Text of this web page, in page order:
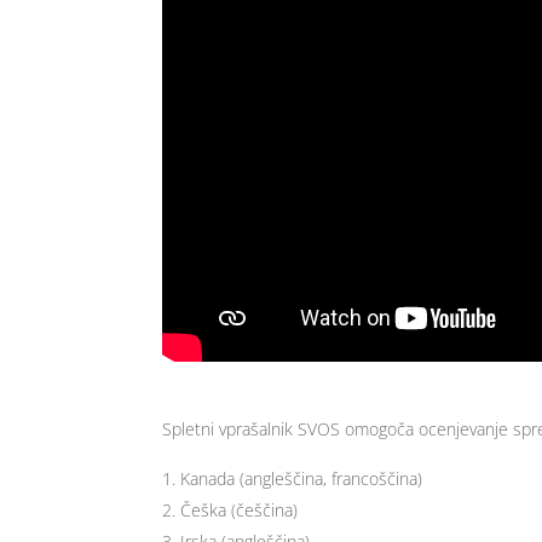
Spletni vprašalnik SVOS omogoča ocenjevanje
Kanada (angleščina, francoščina)
Češka (češčina)